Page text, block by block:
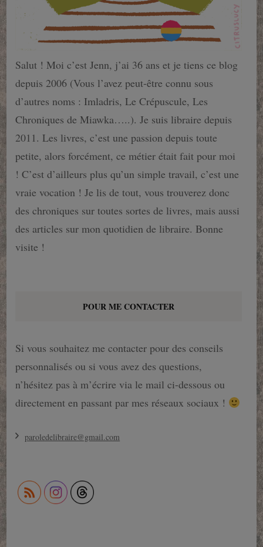
Salut ! Moi c’est Jenn, j’ai 36 ans et je tiens ce blog
depuis 2006 (Vous l’avez peut-être connu sous
d’autres noms : Imladris, Le Crépuscule, Les
Chroniques de Miawka…..). Je suis libraire depuis
2011. Les livres, c’est une passion depuis toute
petite, alors forcément, ce métier était fait pour moi
! C’est d’ailleurs plus qu’un simple travail, c’est une
vraie vocation ! Je lis de tout, vous trouverez donc
des chroniques sur toutes sortes de livres, mais aussi
des articles sur mon quotidien de libraire. Bonne
visite !
POUR ME CONTACTER
Si vous souhaitez me contacter pour des conseils
personnalisés ou si vous avez des questions,
n’hésitez pas à m’écrire via le mail ci-dessous ou
directement en passant par mes réseaux sociaux !
paroledelibraire@gmail.com